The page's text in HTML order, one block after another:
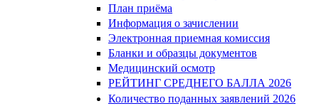
План приёма
Информация о зачислении
Электронная приемная комиссия
Бланки и образцы документов
Медицинский осмотр
РЕЙТИНГ СРЕДНЕГО БАЛЛА 2026
Количество поданных заявлений 2026